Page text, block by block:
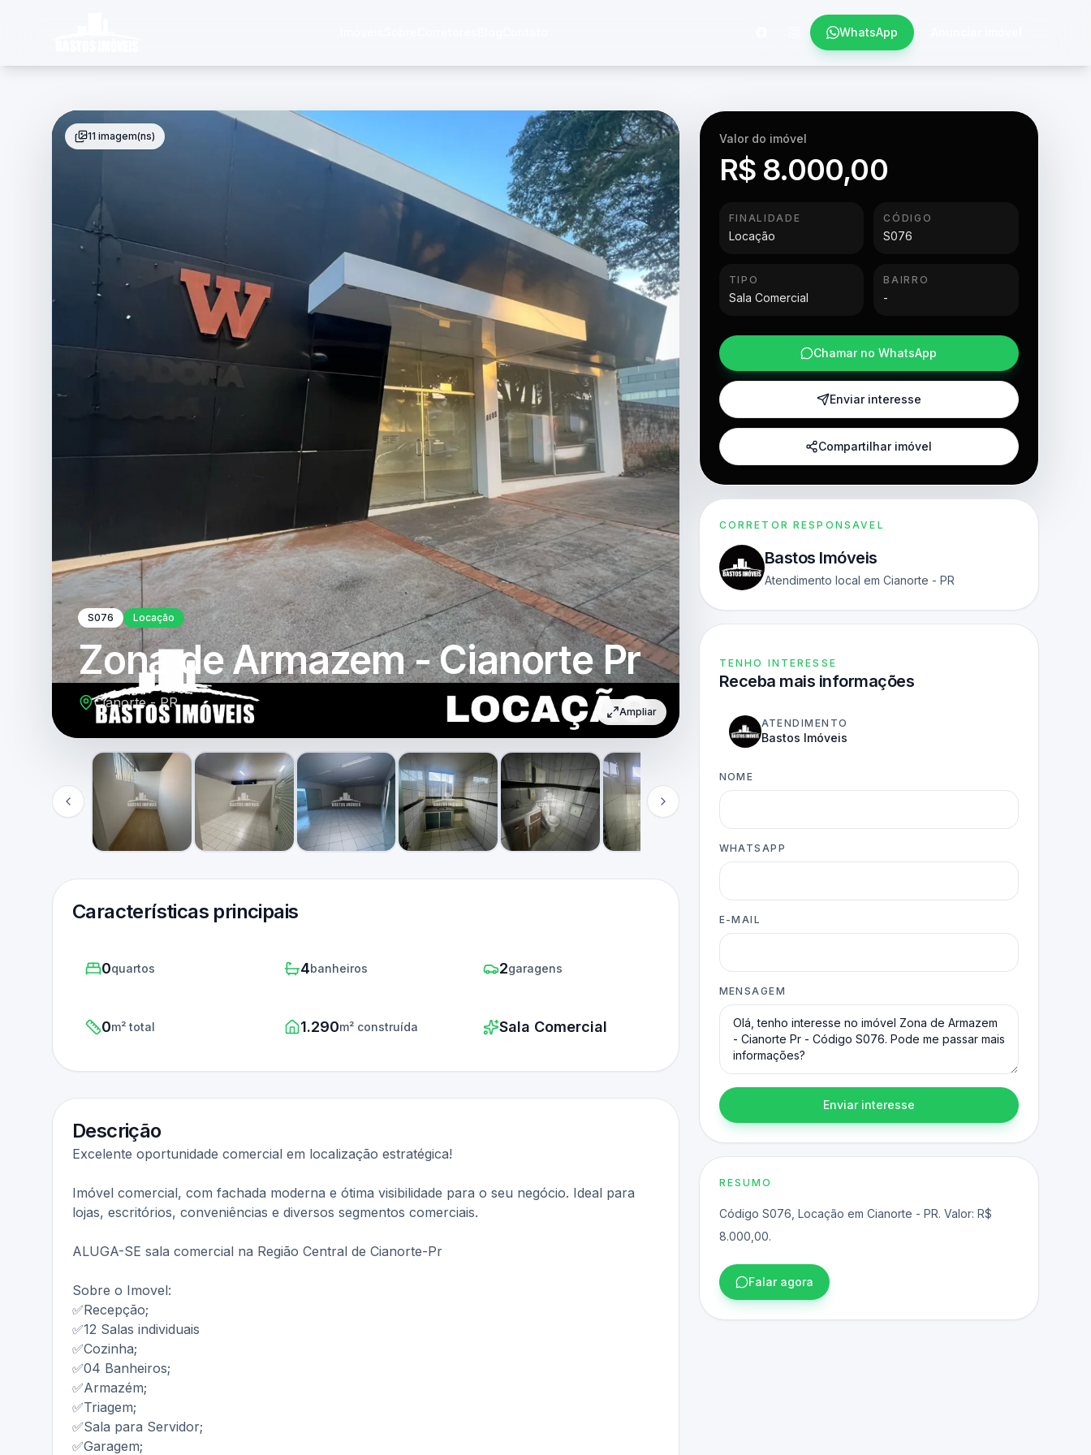
WhatsApp
S076 Locação
Zona de Armazem - Cianorte Pr
Cianorte - PR
11 imagem(ns)
Ampliar
Características principais
0quartos 4banheiros 2garagens
0m² total 1.290m² construída Sala Comercial
Descrição
Excelente oportunidade comercial em localização estratégica!
Imóvel comercial, com fachada moderna e ótima visibilidade para o seu negócio. Ideal para
lojas, escritórios, conveniências e diversos segmentos comerciais.
ALUGA-SE sala comercial na Região Central de Cianorte-Pr
Sobre o Imovel:
✅Recepção;
✅12 Salas individuais
✅Cozinha;
✅04 Banheiros;
✅Armazém;
✅Triagem;
✅Sala para Servidor;
✅Garagem;
Valor do imóvel
R$ 8.000,00
FINALIDADE
Locação
CÓDIGO
S076
TIPO
Sala Comercial
BAIRRO
-
Chamar no WhatsApp
Enviar interesse
Compartilhar imóvel
CORRETOR RESPONSAVEL
Bastos Imóveis
Atendimento local em Cianorte - PR
TENHO INTERESSE
Receba mais informações
ATENDIMENTO
Bastos Imóveis
NOME
WHATSAPP
E-MAIL
MENSAGEM
Enviar interesse
RESUMO
Código S076, Locação em Cianorte - PR. Valor: R$
8.000,00.
Falar agora